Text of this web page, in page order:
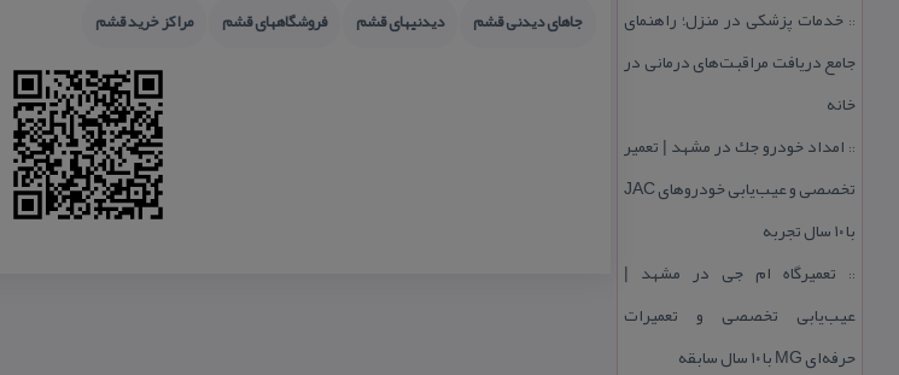
:: خدمات پزشكی در منزل؛ راهنمای
جامع دریافت مراقبت‌های درمانی در
خانه
:: امداد خودرو جك در مشهد | تعمیر
تخصصی و عیب‌یابی خودروهای JAC
با ۱۰ سال تجربه
:: تعمیرگاه ام جی در مشهد |
عیب‌یابی تخصصی و تعمیرات
حرفه‌ای MG با ۱۰ سال سابقه
جاهای دیدنی قشم
دیدنیهای قشم فروشگاههای قشم مراكز خرید قشم